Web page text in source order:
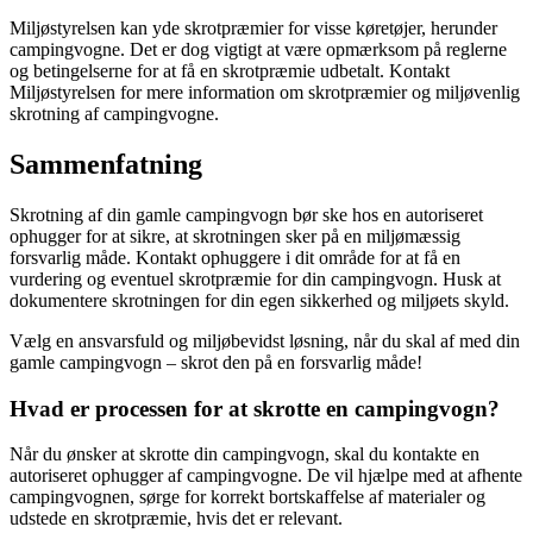
Miljøstyrelsen kan yde skrotpræmier for visse køretøjer, herunder
campingvogne. Det er dog vigtigt at være opmærksom på reglerne
og betingelserne for at få en skrotpræmie udbetalt. Kontakt
Miljøstyrelsen for mere information om skrotpræmier og miljøvenlig
skrotning af campingvogne.
Sammenfatning
Skrotning af din gamle campingvogn bør ske hos en autoriseret
ophugger for at sikre, at skrotningen sker på en miljømæssig
forsvarlig måde. Kontakt ophuggere i dit område for at få en
vurdering og eventuel skrotpræmie for din campingvogn. Husk at
dokumentere skrotningen for din egen sikkerhed og miljøets skyld.
Vælg en ansvarsfuld og miljøbevidst løsning, når du skal af med din
gamle campingvogn – skrot den på en forsvarlig måde!
Hvad er processen for at skrotte en campingvogn?
Når du ønsker at skrotte din campingvogn, skal du kontakte en
autoriseret ophugger af campingvogne. De vil hjælpe med at afhente
campingvognen, sørge for korrekt bortskaffelse af materialer og
udstede en skrotpræmie, hvis det er relevant.